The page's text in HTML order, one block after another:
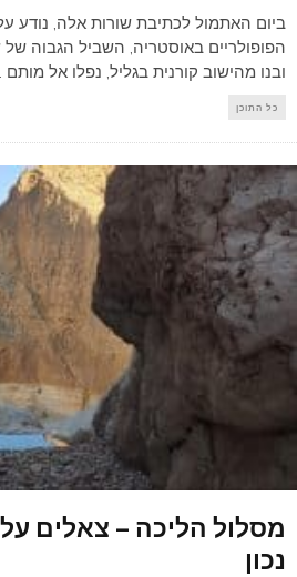
ביום האתמול לכתיבת שורות אלה, נודע
הפופולריים באוסטריה, השביל הגבוה של
ובנו מהישוב קורנית בגליל, נפלו אל מותם
כל התוכן
מסלול הליכה – צאלים
נכון